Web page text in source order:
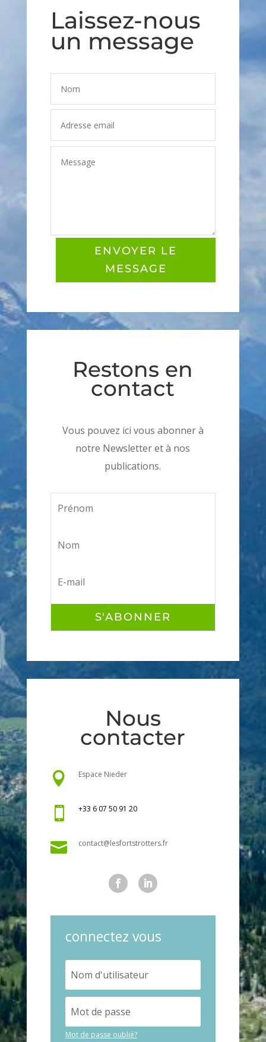
Laissez-nous
un message
ENVOYER LE
MESSAGE
Restons en
contact
Vous pouvez ici vous abonner à
notre Newsletter et à nos
publications.
S'ABONNER
Nous
contacter
 Espace Nieder
 +33 6 07 50 91 20
 contact@lesfortstrotters.fr
connectez vous
Mot de passe oublié?